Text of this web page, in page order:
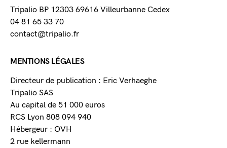
Tripalio BP 12303 69616 Villeurbanne Cedex
04 81 65 33 70
contact@tripalio.fr
MENTIONS LÉGALES
Directeur de publication : Eric Verhaeghe
Tripalio SAS
Au capital de 51 000 euros
RCS Lyon 808 094 940
Hébergeur : OVH
2 rue kellermann